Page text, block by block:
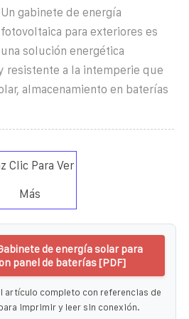
Un gabinete de energía
fotovoltaica para exteriores es
una solución energética
resistente a la intemperie que
almacenamiento en baterías
Clic Para Ver
Más
de energía solar para
panel de baterías [PDF]
artículo completo con referencias de
imprimir y leer sin conexión.